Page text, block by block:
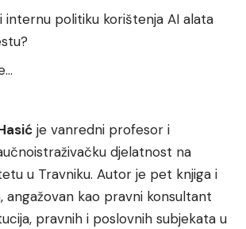
internu politiku korištenja AI alata
je vanredni profesor i
djelatnost na
u Travniku. Autor je pet knjiga i
angažovan kao pravni konsultant
pravnih i poslovnih subjekata u